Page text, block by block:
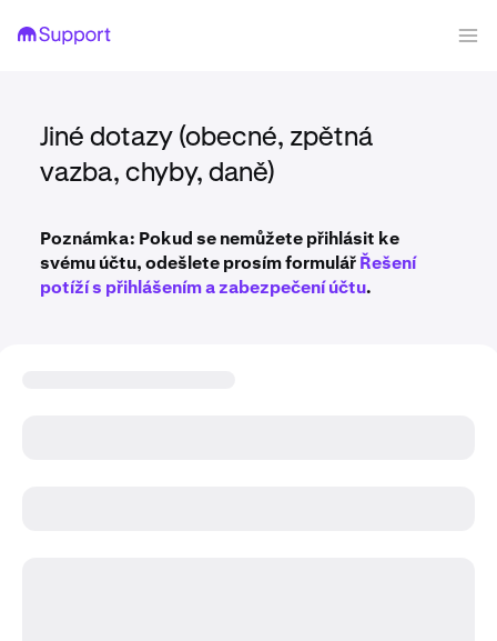
Jiné dotazy (obecné, zpětná
vazba, chyby, daně)
Poznámka: Pokud se nemůžete přihlásit ke
svému účtu, odešlete prosím formulářŘešení
potíží s přihlášením a zabezpečení účtu.